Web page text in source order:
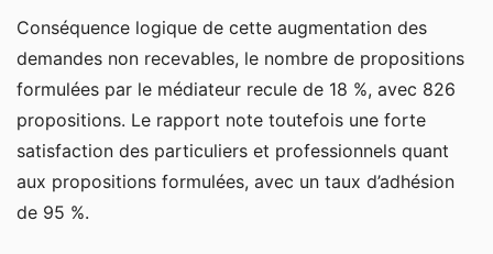
Conséquence logique de cette augmentation des
demandes non recevables, le nombre de propositions
formulées par le médiateur recule de 18 %, avec 826
propositions. Le rapport note toutefois une forte
satisfaction des particuliers et professionnels quant
aux propositions formulées, avec un taux d’adhésion
de 95 %.